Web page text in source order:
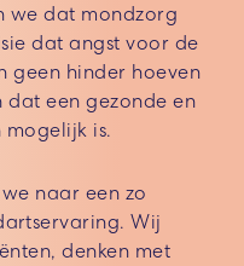
we dat mondzorg
dat angst voor de
geen hinder hoeven
dat een gezonde en
is.
naar een zo
Wij
denken met